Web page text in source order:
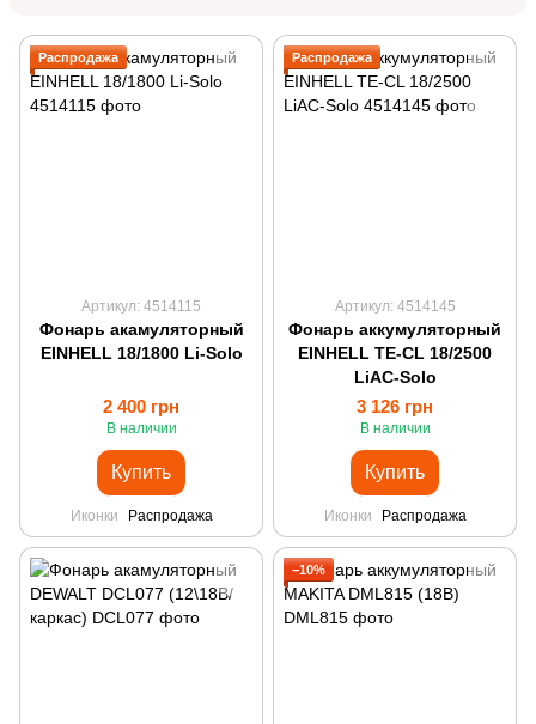
Распродажа
Артикул: 4514115
Фонарь акамуляторный
EINHELL 18/1800 Li-Solo
2 400 грн
В наличии
Купить
Иконки Распродажа
Распродажа
Артикул: 4514145
Фонарь аккумуляторный
EINHELL TE-CL 18/2500
LiAC-Solo
3 126 грн
В наличии
Купить
Иконки Распродажа
−10%